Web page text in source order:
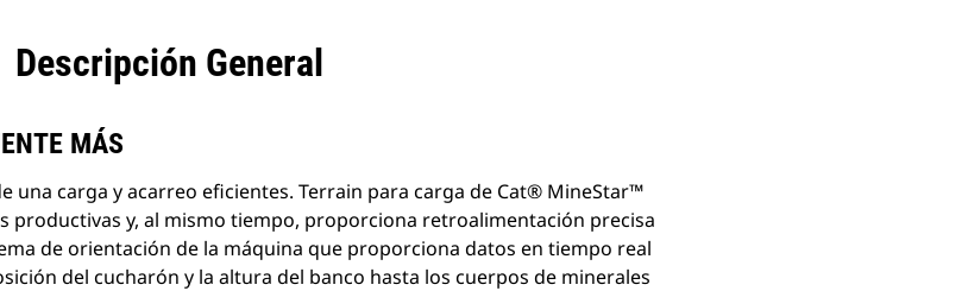
Descripción General
MÁS
una carga y acarreo eficientes. Terrain para carga de Cat® MineStar™
productivas y, al mismo tiempo, proporciona retroalimentación precisa
de orientación de la máquina que proporciona datos en tiempo real
del cucharón y la altura del banco hasta los cuerpos de minerales